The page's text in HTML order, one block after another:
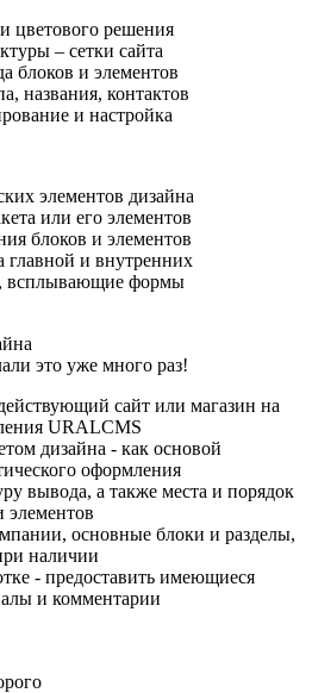
цветового решения
– сетки сайта
блоков и элементов
названия, контактов
и настройка
элементов дизайна
или его элементов
блоков и элементов
главной и внутренних
всплывающие формы
это уже много раз!
сайт или магазин на
URALCMS
дизайна - как основой
оформления
вывода, а также места и порядок
элементов
основные блоки и разделы,
наличии
- предоставить имеющиеся
и комментарии